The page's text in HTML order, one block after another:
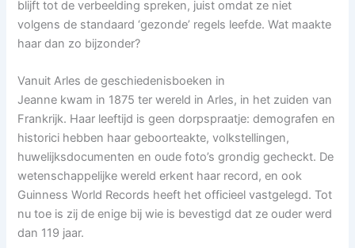
blijft tot de verbeelding spreken, juist omdat ze niet
volgens de standaard ‘gezonde’ regels leefde. Wat maakte
haar dan zo bijzonder?
Vanuit Arles de geschiedenisboeken in
Jeanne kwam in 1875 ter wereld in Arles, in het zuiden van
Frankrijk. Haar leeftijd is geen dorpspraatje: demografen en
historici hebben haar geboorteakte, volkstellingen,
huwelijksdocumenten en oude foto’s grondig gecheckt. De
wetenschappelijke wereld erkent haar record, en ook
Guinness World Records heeft het officieel vastgelegd. Tot
nu toe is zij de enige bij wie is bevestigd dat ze ouder werd
dan 119 jaar.